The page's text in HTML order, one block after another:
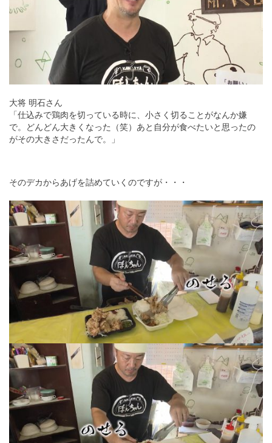
大将 明石さん
「仕込みで鶏肉を切っている時に、小さく切ることがなんか嫌
で。どんどん大きくなった（笑）あと自分が食べたいと思ったの
がその大きさだったんで。」
そのデカからあげを詰めていくのですが・・・